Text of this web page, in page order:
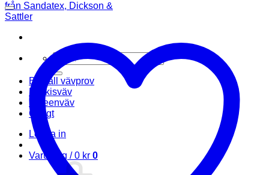
Sök
efter:
Beställ vävprov
Markisväv
Screenväv
Övrigt
Logga in
Varukorg /0 kr 0